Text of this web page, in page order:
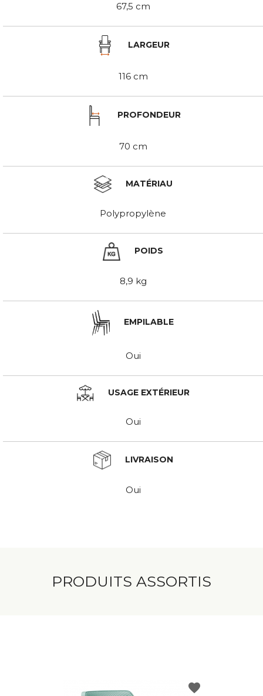
67,5 cm
LARGEUR
116 cm
PROFONDEUR
70 cm
MATÉRIAU
Polypropylène
POIDS
8,9 kg
EMPILABLE
Oui
USAGE EXTÉRIEUR
Oui
LIVRAISON
Oui
PRODUITS ASSORTIS
favorite